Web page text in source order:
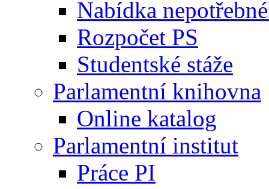
Nabídka
Rozpočet PS
Studentské stáže
Parlamentní knihovna
Online katalog
Parlamentní institut
Práce PI